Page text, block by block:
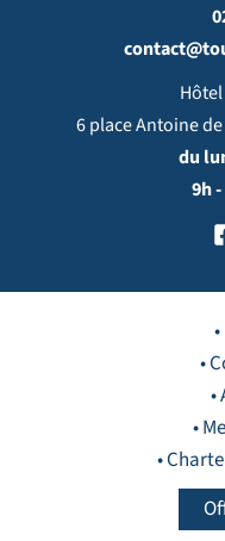
6 place Antoine
du
9h
•
•
•